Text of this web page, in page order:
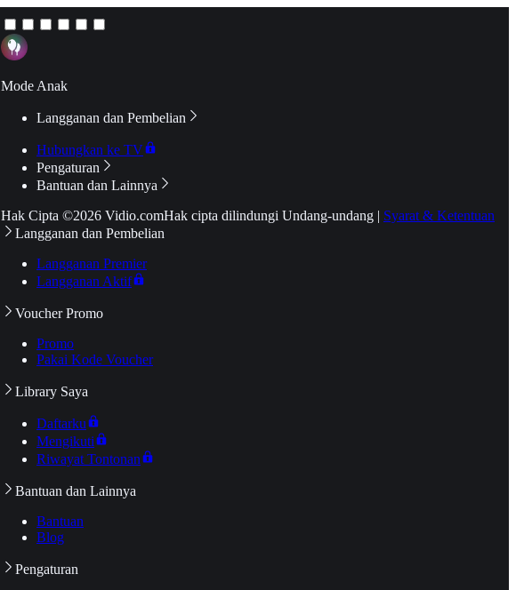
Mode Anak
Langganan dan Pembelian
Hubungkan ke TV
Pengaturan
Bantuan dan Lainnya
Hak Cipta ©2026 Vidio.comHak cipta dilindungi Undang-undang | Syarat & Ketentuan
Langganan dan Pembelian
Langganan Premier
Langganan Aktif
Voucher Promo
Promo
Pakai Kode Voucher
Library Saya
Daftarku
Mengikuti
Riwayat Tontonan
Bantuan dan Lainnya
Bantuan
Blog
Pengaturan